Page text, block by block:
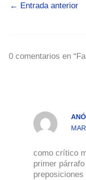
← Entrada anterior
0 comentarios en
como crítico
primer